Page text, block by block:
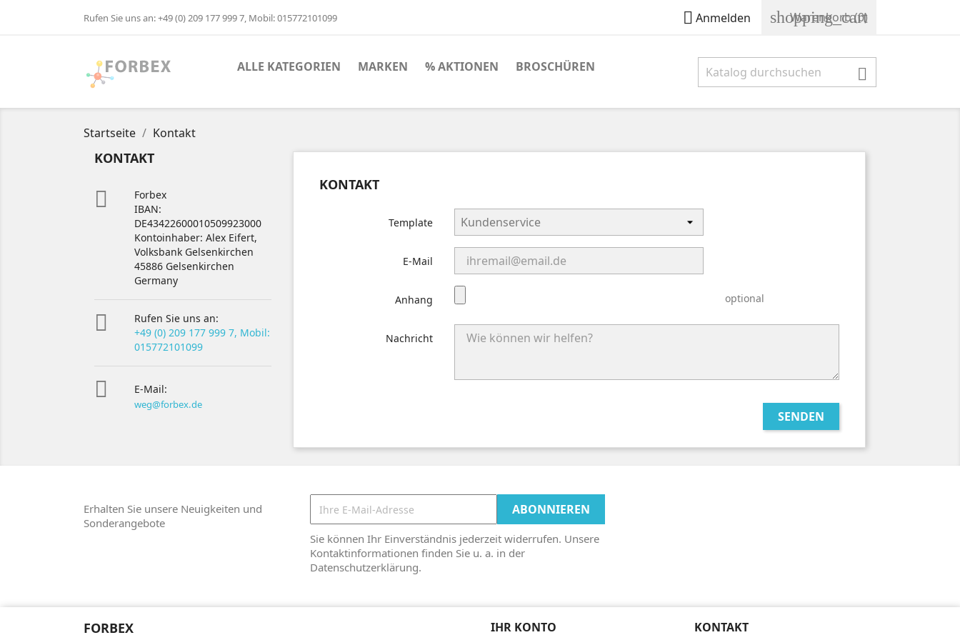
Rufen Sie uns an:+49 (0) 209 177 999 7, Mobil: 015772101099  Anmelden shopping_cart
Warenkorb(0)
ALLE KATEGORIEN MARKEN % AKTIONEN BROSCHÜREN 
Startseite Kontakt
KONTAKT

Forbex
IBAN:
DE43422600010509923000
Kontoinhaber: Alex Eifert,
Volksbank Gelsenkirchen
45886 Gelsenkirchen
Germany

Rufen Sie uns an:
+49 (0) 209 177 999 7, Mobil:
015772101099
 E-Mail:
weg@forbex.de
KONTAKT
Template
E-Mail
Anhang optional
Nachricht
Erhalten Sie unsere Neuigkeiten und
Sonderangebote
Sie können Ihr Einverständnis jederzeit widerrufen. Unsere
Kontaktinformationen finden Sie u. a. in der
Datenschutzerklärung.
FORBEX IHR KONTO
KONTAKT